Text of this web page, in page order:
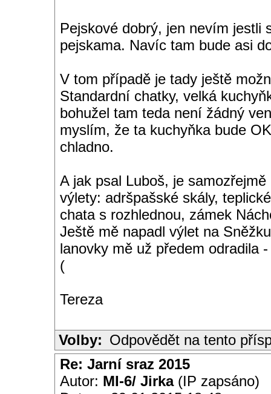
Pejskové dobrý, jen nevím jestli
pejskama. Navíc tam bude asi
V tom případě je tady ještě
Standardní chatky, velká
bohužel tam teda není žádný
myslím, že ta kuchyňka bude
chladno.
A jak psal Luboš, je
výlety: adršpašské skály,
chata s rozhlednou, zámek
Ještě mě napadl výlet na
lanovky mě už předem odradila
(
Tereza
Volby: Odpovědět na tento
Re: Jarní sraz 2015
Autor: MI-6/ Jirka(IP zapsáno)